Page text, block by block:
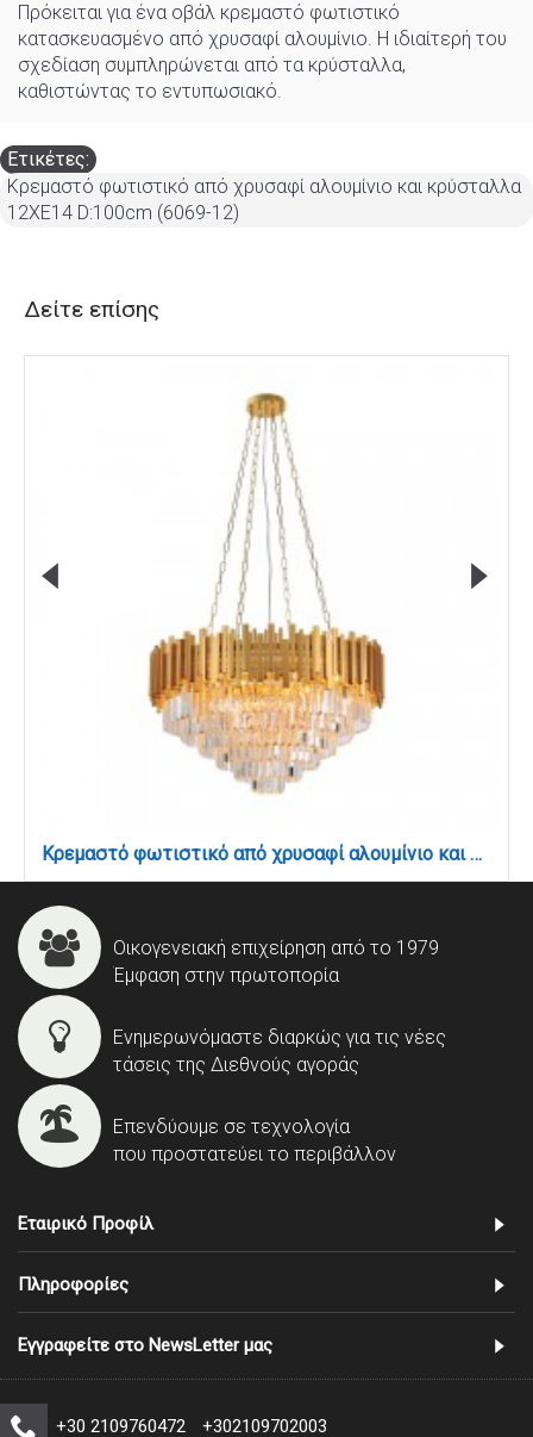
Πρόκειται για ένα οβάλ κρεμαστό φωτιστικό
κατασκευασμένο από χρυσαφί αλουμίνιο. Η ιδιαίτερή του
σχεδίαση συμπληρώνεται από τα κρύσταλλα,
καθιστώντας το εντυπωσιακό.
Ετικέτες:
Κρεμαστό φωτιστικό από χρυσαφί αλουμίνιο και κρύσταλλα
12XE14 D:100cm (6069-12)
Δείτε επίσης
Κρεμαστό φωτιστικό από χρυσαφί αλουμίνιο και κρύσταλλα 12XE14 D:80cm (6068-12)
Οικογενειακή επιχείρηση από το 1979
Έμφαση στην πρωτοπορία
Ενημερωνόμαστε διαρκώς για τις νέες
τάσεις της Διεθνούς αγοράς
Επενδύουμε σε τεχνολογία
που προστατεύει το περιβάλλον
Εταιρικό Προφίλ
Πληροφορίες
Εγγραφείτε στο NewsLetter μας
+30 2109760472 +302109702003